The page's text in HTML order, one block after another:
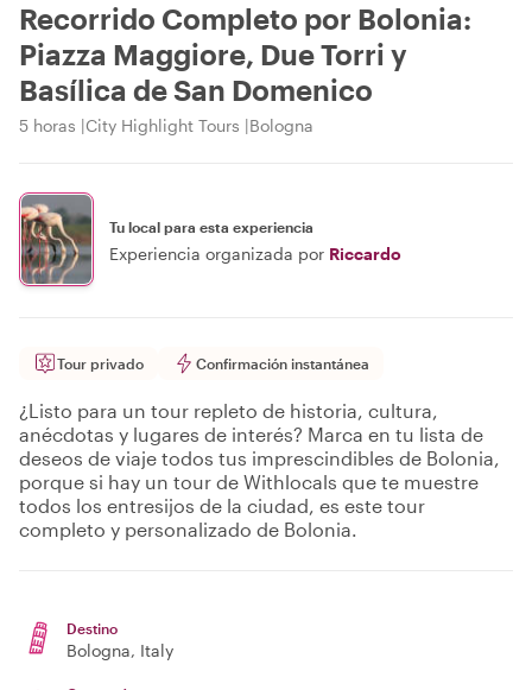
Recorrido Completo por Bolonia:
Piazza Maggiore, Due Torri y
Basílica de San Domenico
5 horas City Highlight Tours Bologna
Tu local para esta experiencia
Experiencia organizada por Riccardo
Tour privado Confirmación instantánea
¿Listo para un tour repleto de historia, cultura,
anécdotas y lugares de interés? Marca en tu lista de
deseos de viaje todos tus imprescindibles de Bolonia,
porque si hay un tour de Withlocals que te muestre
todos los entresijos de la ciudad, es este tour
completo y personalizado de Bolonia.
Destino
Bologna, Italy